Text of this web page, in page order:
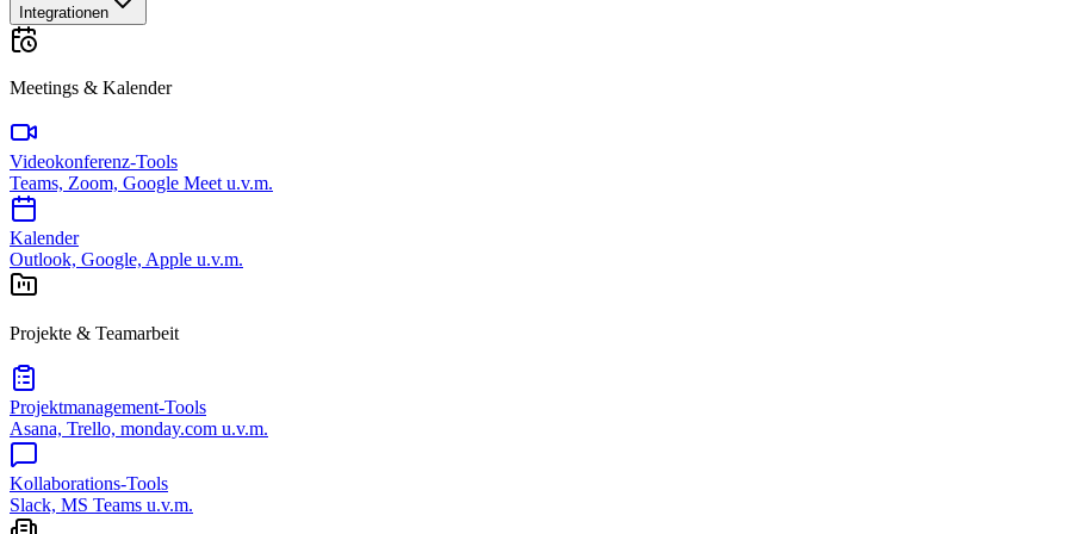
Integrationen
Meetings & Kalender
Videokonferenz-Tools
Teams, Zoom, Google Meet u.v.m.
Kalender
Outlook, Google, Apple u.v.m.
Projekte & Teamarbeit
Projektmanagement-Tools
Asana, Trello, monday.com u.v.m.
Kollaborations-Tools
Slack, MS Teams u.v.m.